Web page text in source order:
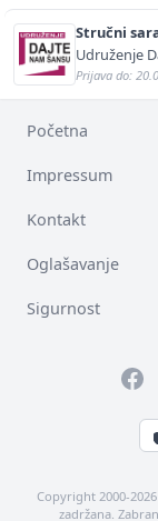
Stručni
Udruženje
Prijava do:
Početna
Impressum
Kontakt
Oglašavanje
Sigurnost
Copyright 2000-
zadržana.